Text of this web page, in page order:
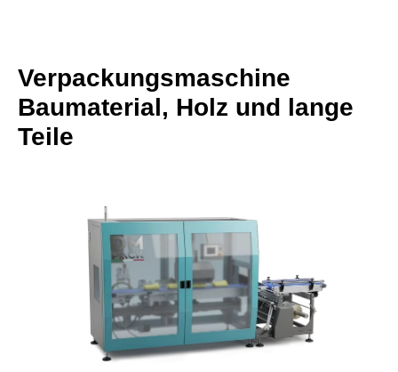
Verpackungsmaschine
Baumaterial, Holz und lange
Teile